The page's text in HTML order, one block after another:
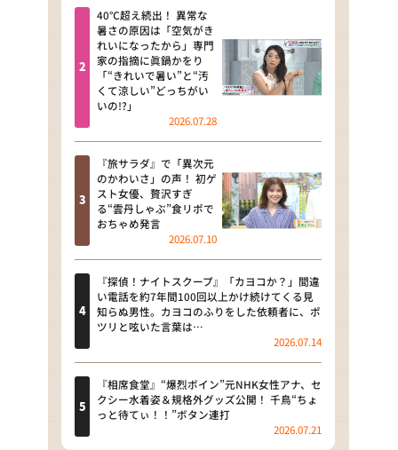
news おかえり
河合＆A.B.C-Z塚田×福井アナ
「なんでやねん！？」（news お
かえり）
DAIGOも台所 ～きょうの献立 何
にする？～
本日はダイアンなり！シーズン２
朝だ！生です旅サラダ
教えて！ニュースライブ 正義の
ミカタ
ＬＩＦＥ～夢のカタチ～
新婚さんいらっしゃい！
ポツンと一軒家
ザキ山小屋本館
40℃超え続出！ 異常な
暑さの原因は「空気がき
れいになったから」専門
家の指摘に眞鍋かをり
「“きれいで暑い”と“汚
くて涼しい”どっちがい
いの!?」
2026.07.28
『旅サラダ』で「異次元
のかわいさ」の声！ 初ゲ
スト女優、贅沢すぎ
る“雲丹しゃぶ”食リポで
おちゃめ発言
2026.07.10
『探偵！ナイトスクープ』「カヨコか？」間違
い電話を約7年間100回以上かけ続けてくる見
知らぬ男性。カヨコのふりをした依頼者に、ポ
ツリと呟いた言葉は…
2026.07.14
『相席食堂』“爆烈ボイン”元NHK女性アナ、セ
クシー水着姿＆規格外グッズ公開！ 千鳥“ちょ
っと待てぃ！！”ボタン連打
2026.07.21